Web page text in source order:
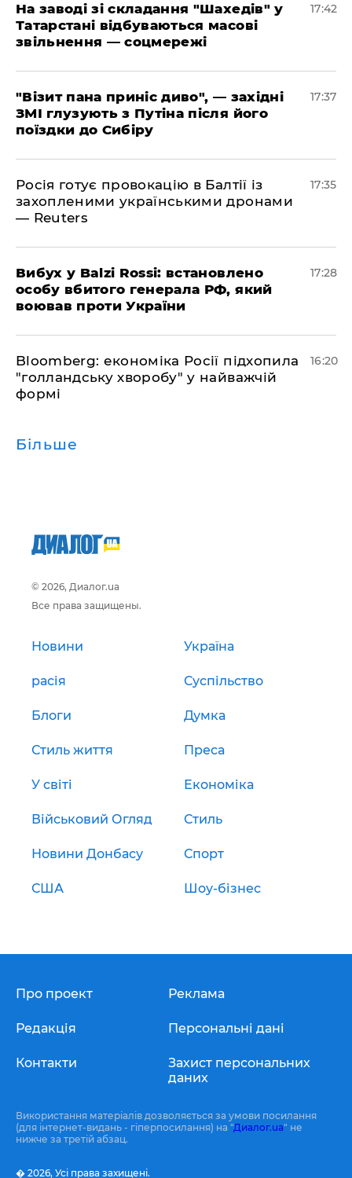
​На заводі зі складання "Шахедів" у
Татарстані відбуваються масові
звільнення — соцмережі
17:42
"Візит пана приніс диво", — західні
ЗМІ глузують з Путіна після його
поїздки до Сибіру
17:37
Росія готує провокацію в Балтії із
захопленими українськими дронами
— Reuters
17:35
​Вибух у Balzi Rossi: встановлено
особу вбитого генерала РФ, який
воював проти України
17:28
Bloomberg: економіка Росії підхопила
"голландську хворобу" у найважчій
формі
16:20
Більше
© 2026, Диалог.ua
Все права защищены.
Новини Україна
расія Суспільство
Блоги Думка
Стиль життя Преса
У світі Економіка
Військовий Огляд Стиль
Новини Донбасу Спорт
США Шоу-бізнес
Про проект
Редакція
Контакти
Реклама
Персональні дані
Захист персональних
даних
Використання матеріалів дозволяється за умови посилання
(для інтернет-видань - гіперпосилання) на "Диалог.ua" не
нижче за третій абзац.
� 2026, Усі права захищені.